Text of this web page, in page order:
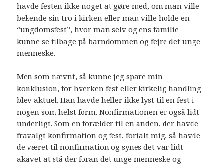
havde festen ikke noget at gøre med, om man ville
bekende sin tro i kirken eller man ville holde en
“ungdomsfest”, hvor man selv og ens familie
kunne se tilbage på barndommen og fejre det unge
menneske.
Men som nævnt, så kunne jeg spare min
konklusion, for hverken fest eller kirkelig handling
blev aktuel. Han havde heller ikke lyst til en fest i
nogen som helst form. Nonfirmationen er også lidt
underligt. Som en forælder til en anden, der havde
fravalgt konfirmation og fest, fortalt mig, så havde
de været til nonfirmation og synes det var lidt
akavet at stå der foran det unge menneske og